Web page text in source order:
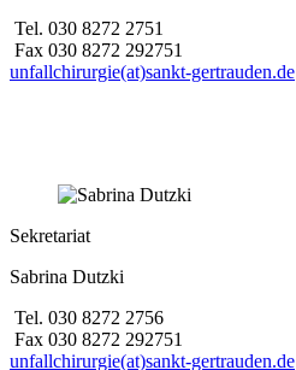
Tel. 030 8272 2751
Fax 030 8272 292751
unfallchirurgie(at)sankt-gertrauden.de
Sekretariat
Sabrina Dutzki
Tel. 030 8272 2756
Fax 030 8272 292751
unfallchirurgie(at)sankt-gertrauden.de